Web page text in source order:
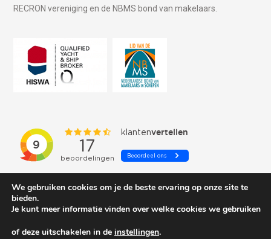
RECRON vereniging en de NBMS bond van makelaars.
We gebruiken cookies om je de beste ervaring op onze site te
bieden.
Je kunt meer informatie vinden over welke cookies we gebruiken
of deze uitschakelen in de instellingen.